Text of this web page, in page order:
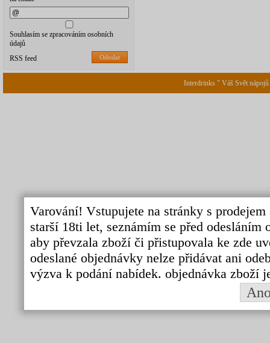
Souhlasím se zpracováním osobních
údajů
Odeslat
RSS feed
Interdrinks " Váš Svět
Varování! Vstupujete na stránky s
starší 18ti let, seznámím se před
aby převzala zboží či přistupovala ke zde
odeslané objednávky nelze přidávat ani
výzva k podání nabídek. objednávka zboží